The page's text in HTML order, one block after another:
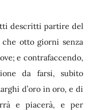
descritti partire del
otto giorni senza
e contrafaccendo,
da farsi, subito
d’oro in oro, e di
e piacerà, e per